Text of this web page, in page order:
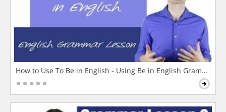
How to Use To Be in English - Using Be in English Grammar